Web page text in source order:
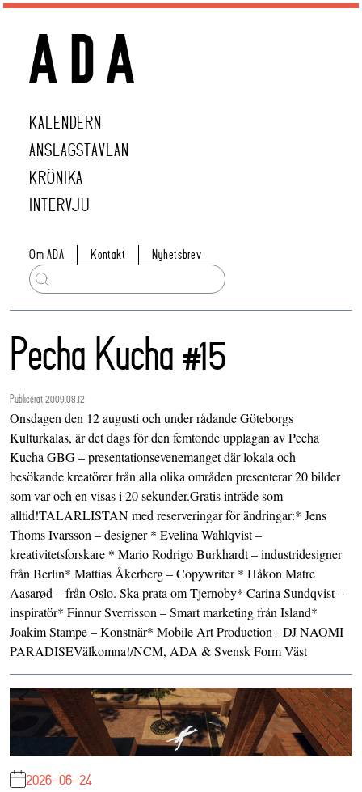
KALENDERN
ANSLAGSTAVLAN
KRÖNIKA
INTERVJU
Om ADA Kontakt Nyhetsbrev
Pecha Kucha #15
Publicerat 2009.08.12
Onsdagen den 12 augusti och under rådande Göteborgs
Kulturkalas, är det dags för den femtonde upplagan av Pecha
Kucha GBG – presentationsevenemanget där lokala och
besökande kreatörer från alla olika områden presenterar 20 bilder
som var och en visas i 20 sekunder.Gratis inträde som
alltid!TALARLISTAN med reserveringar för ändringar:* Jens
Thoms Ivarsson – designer * Evelina Wahlqvist –
kreativitetsforskare * Mario Rodrigo Burkhardt – industridesigner
från Berlin* Mattias Åkerberg – Copywriter * Håkon Matre
Aasarød – från Oslo. Ska prata om Tjernoby* Carina Sundqvist –
inspiratör* Finnur Sverrisson – Smart marketing från Island*
Joakim Stampe – Konstnär* Mobile Art Production+ DJ NAOMI
PARADISEVälkomna!/NCM, ADA & Svensk Form Väst
2026-06-24